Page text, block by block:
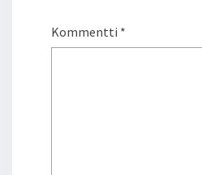
Kommentti *